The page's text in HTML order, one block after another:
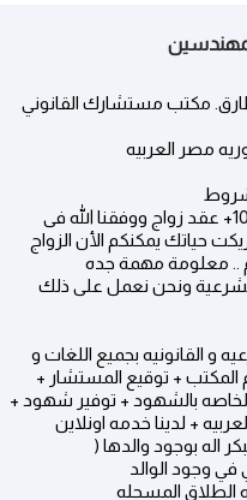
مكتب مستشارك القانوني
مصر العربيه
شروط
الحمد لله المكتب تم توثيق أكثر من 1000+ عقد زواج ووفقنا الله فى
حياتك يمكنكم الأن الزواج
.. معلومة مهمة جده
ونحن نعمل على ذلك
و القانونيه بجميع اللغات و
المكتب + توقيع المستشار +
الخاصه بالشهود + توفير شهود +
+ لدينا خدمه اونلاين
اله بوجود والدها (